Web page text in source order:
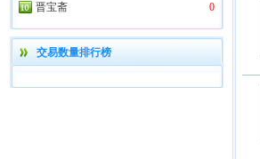
晋宝斋
0
交易数量排行榜